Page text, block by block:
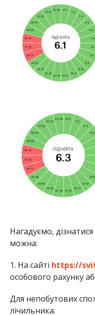
Нагадуємо,
можна:
1. На сайті https://
особового рахунку
Для непобутових
лічильника.